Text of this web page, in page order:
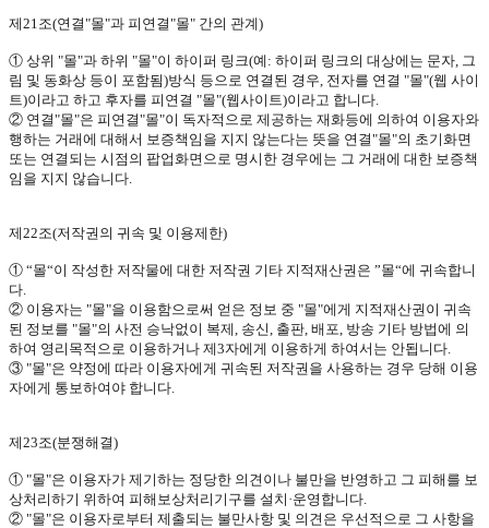
제21 조(연결"몰"과 피연결"몰" 간의 관계)
① 상위 "몰"과 하위 "몰"이 하이퍼 링크(예 : 하이퍼 링크의 대상에는 문자 그
림 및 동화상 등이 포함됨)방식 등으로 연결된 경우 전자를 연결 "몰"(웹 사이
트)이라고 하고 후자를 피연결 "몰"(웹사이트)이라고 합니다
② 연결"몰"은 피연결"몰"이 독자적으로 제공하는 재화등에 의하여 이용자와
행하는 거래에 대해서 보증책임을 지지 않는다는 뜻을 연결"몰"의 초기화면
또는 연결되는 시점의 팝업화면으로 명시한 경우에는 그 거래에 대한 보증책
임을 지지 않습니다
제22조(저작권의 귀속 및 이용제한)
① “몰“이 작성한 저작물에 대한 저작권 기타 지적재산권은 ”몰“에 귀속합니
다
② 이용자는 "몰"을 이용함으로써 얻은 정보 중 "몰"에게 지적재산권이 귀속
된 정보를 "몰"의 사전 승낙없이 복제 송신 출판 배포 방송 기타 방법에 의
하여 영리목적으로 이용하거나 제3자에게 이용하게 하여서는 안됩니다
③ "몰"은 약정에 따라 이용자에게 귀속된 저작권을 사용하는 경우 당해 이용
자에게 통보하여야 합니다
제23조(분쟁해결)
① "몰"은 이용자가 제기하는 정당한 의견이나 불만을 반영하고 그 피해를 보
상처리하기 위하여 피해보상처리기구를 설치·운영합니다
② "몰"은 이용자로부터 제출되는 불만사항 및 의견은 우선적으로 그 사항을